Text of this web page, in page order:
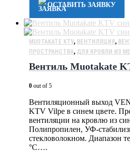
ОСТАВИТЬ ЗАЯВКУ
MUOTAKATE KTV, ВЕНТИЛЯЦИЯ,
ПРОСТРАНСТВА, ДЛЯ КРОВЛИ ИЗ
Вентиль Muotakate
0 out of 5
Вентиляционный выход
KTV Vilpe в синем цвете.
вентиляции на кровлю из
Полипропилен, УФ-
стекловолокном. Диапазон
°C….